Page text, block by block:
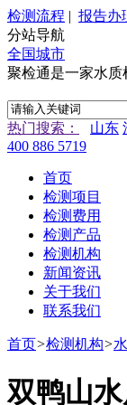
检测流程 | 报告办
分站导航
全国城市
聚检通是一家水质
热门搜索： 山东
400 886 5719
首页
检测项目
检测费用
检测产品
检测机构
新闻资讯
关于我们
联系我们
首页>检测机构>
双鸭山